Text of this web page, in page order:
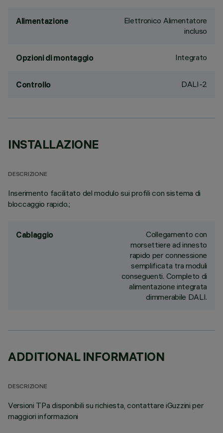
Alimentazione
Elettronico Alimentatore
incluso
Opzioni di montaggio Integrato
Controllo DALI-2
INSTALLAZIONE
DESCRIZIONE
Inserimento facilitato del modulo sui profili con sistema di
bloccaggio rapido.;
Cablaggio
Collegamento con
morsettiere ad innesto
rapido per connessione
semplificata tra moduli
conseguenti. Completo di
alimentazione integrata
dimmerabile DALI.
ADDITIONAL INFORMATION
DESCRIZIONE
Versioni TPa disponibili su richiesta, contattare iGuzzini per
maggiori informazioni